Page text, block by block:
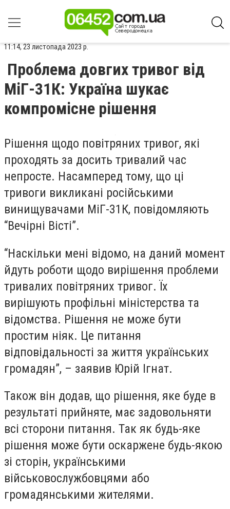
11:14, 23 листопада 2023 р.
Проблема довгих тривог від
МіГ-31К: Україна шукає
компромісне рішення
Рішення щодо повітряних тривог, які
проходять за досить тривалий час
непросте. Насамперед тому, що ці
тривоги викликані російськими
винищувачами МіГ-31К, повідомляють
“Вечірні Вісті”.
“Наскільки мені відомо, на даний момент
йдуть роботи щодо вирішення проблеми
тривалих повітряних тривог. Їх
вирішують профільні міністерства та
відомства. Рішення не може бути
простим ніяк. Це питання
відповідальності за життя українських
громадян”, – заявив Юрій Ігнат.
Також він додав, що рішення, яке буде в
результаті прийняте, має задовольняти
всі сторони питання. Так як будь-яке
рішення може бути оскаржене будь-якою
зі сторін, українськими
військовослужбовцями або
громадянськими жителями.